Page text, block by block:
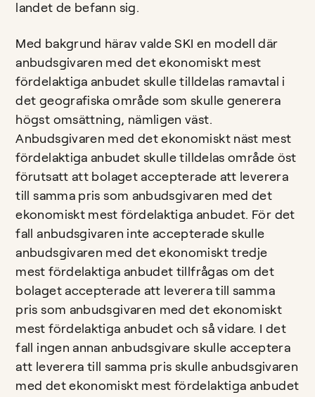
landet de befann sig.
Med bakgrund härav valde SKI en modell där
anbudsgivaren med det ekonomiskt mest
fördelaktiga anbudet skulle tilldelas ramavtal i
det geografiska område som skulle generera
högst omsättning, nämligen väst.
Anbudsgivaren med det ekonomiskt näst mest
fördelaktiga anbudet skulle tilldelas område öst
förutsatt att bolaget accepterade att leverera
till samma pris som anbudsgivaren med det
ekonomiskt mest fördelaktiga anbudet. För det
fall anbudsgivaren inte accepterade skulle
anbudsgivaren med det ekonomiskt tredje
mest fördelaktiga anbudet tillfrågas om det
bolaget accepterade att leverera till samma
pris som anbudsgivaren med det ekonomiskt
mest fördelaktiga anbudet och så vidare. I det
fall ingen annan anbudsgivare skulle acceptera
att leverera till samma pris skulle anbudsgivaren
med det ekonomiskt mest fördelaktiga anbudet